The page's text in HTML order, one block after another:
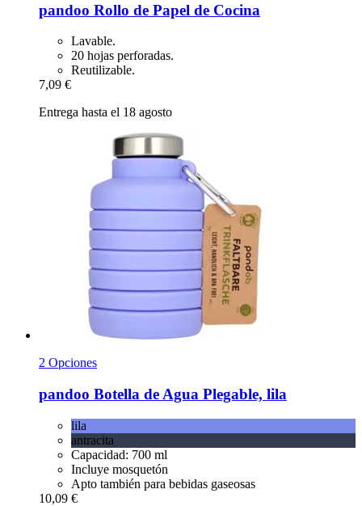
pandoo Rollo de Papel de Cocina
Lavable.
20 hojas perforadas.
Reutilizable.
7,09 €
Entrega hasta el 18 agosto
2 Opciones
pandoo Botella de Agua Plegable, lila
lila
antracita
Capacidad: 700 ml
Incluye mosquetón
Apto también para bebidas gaseosas
10,09 €